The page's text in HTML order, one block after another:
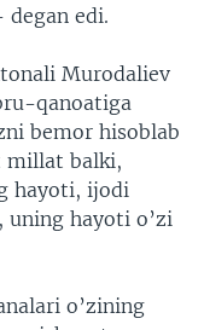
degan edi.
Murodaliev
qanoatiga
bemor hisoblab
millat balki,
hayoti, ijodi
uning hayoti o’zi
o’zining